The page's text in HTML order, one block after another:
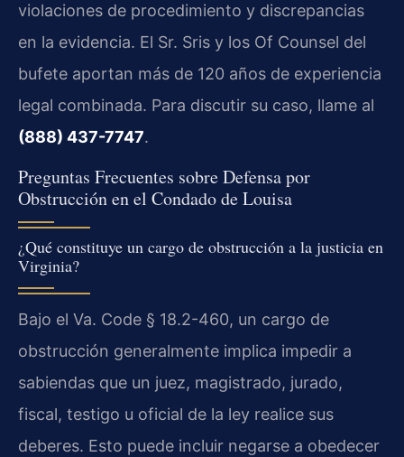
violaciones de procedimiento y discrepancias
en la evidencia. El Sr. Sris y los Of Counsel del
bufete aportan más de 120 años de experiencia
legal combinada. Para discutir su caso, llame al
(888) 437-7747.
Preguntas Frecuentes sobre Defensa por
Obstrucción en el Condado de Louisa
¿Qué constituye un cargo de obstrucción a la justicia en
Virginia?
Bajo el Va. Code § 18.2-460, un cargo de
obstrucción generalmente implica impedir a
sabiendas que un juez, magistrado, jurado,
fiscal, testigo u oficial de la ley realice sus
deberes. Esto puede incluir negarse a obedecer